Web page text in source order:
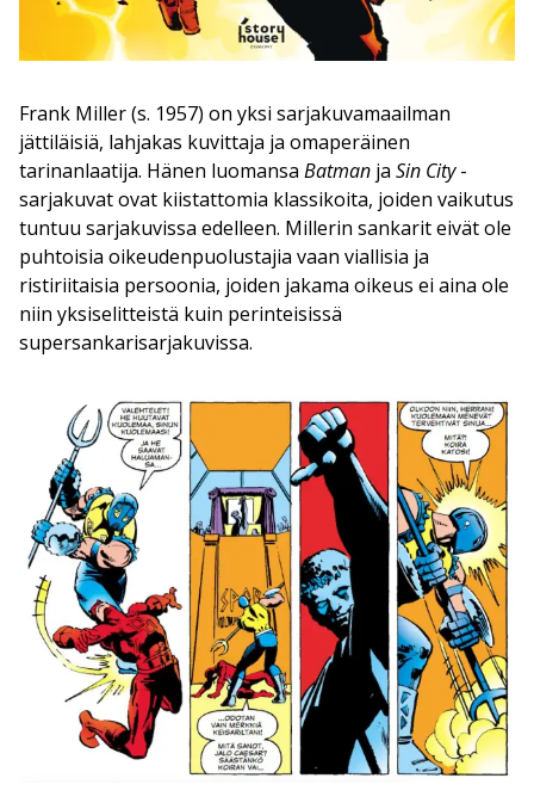
Frank Miller (s. 1957) on yksi sarjakuvamaailman
jättiläisiä, lahjakas kuvittaja ja omaperäinen
tarinanlaatija. Hänen luomansa Batman ja Sin City-
sarjakuvat ovat kiistattomia klassikoita, joiden vaikutus
tuntuu sarjakuvissa edelleen. Millerin sankarit eivät ole
puhtoisia oikeudenpuolustajia vaan viallisia ja
ristiriitaisia persoonia, joiden jakama oikeus ei aina ole
niin yksiselitteistä kuin perinteisissä
supersankarisarjakuvissa.